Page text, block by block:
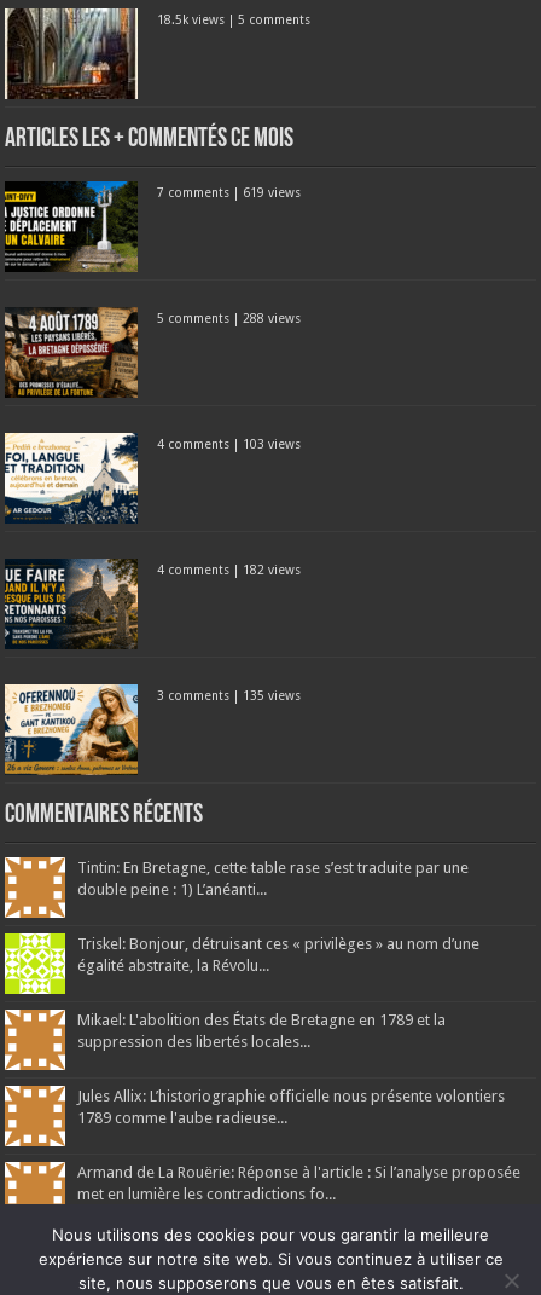
18.5k views |5 comments
Articles les + commentés ce mois
7 comments | 619 views
5 comments | 288 views
4 comments | 103 views
4 comments | 182 views
3 comments | 135 views
Commentaires récents
Tintin: En Bretagne, cette table rase s’est traduite par une
double peine : 1) L’anéanti...
Triskel: Bonjour, détruisant ces « privilèges » au nom d’une
égalité abstraite, la Révolu...
Mikael: L'abolition des États de Bretagne en 1789 et la
suppression des libertés locales...
Jules Allix: L’historiographie officielle nous présente volontiers
1789 comme l'aube radieuse...
Armand de La Rouërie: Réponse à l'article : Si l’analyse proposée
met en lumière les contradictions fo...
Nous utilisons des cookies pour vous garantir la meilleure
expérience sur notre site web. Si vous continuez à utiliser ce
site, nous supposerons que vous en êtes satisfait.